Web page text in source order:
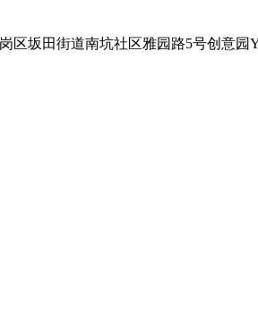
区坂田街道南坑社区雅园路5号创意园